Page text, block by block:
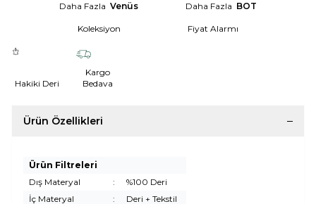
Daha Fazla Venüs Daha Fazla BOT
Koleksiyon Fiyat Alarmı
Hakiki Deri
Kargo
Bedava
Ürün Özellikleri
Ürün Filtreleri
Dış Materyal
:
%100 Deri
İç Materyal
:
Deri + Tekstil